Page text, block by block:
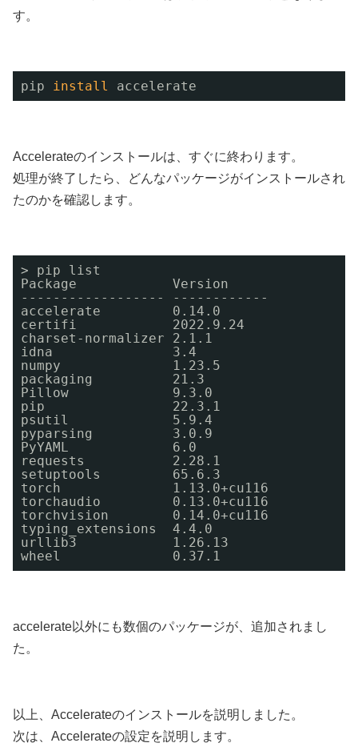
す。
pip install accelerate
Accelerateのインストールは、すぐに終わります。
処理が終了したら、どんなパッケージがインストールされ
たのかを確認します。
> pip list
Package            Version
------------------ ------------
accelerate         0.14.0
certifi            2022.9.24
charset-normalizer 2.1.1
idna               3.4
numpy              1.23.5
packaging          21.3
Pillow             9.3.0
pip                22.3.1
psutil             5.9.4
pyparsing          3.0.9
PyYAML             6.0
requests           2.28.1
setuptools         65.6.3
torch              1.13.0+cu116
torchaudio         0.13.0+cu116
torchvision        0.14.0+cu116
typing_extensions  4.4.0
urllib3            1.26.13
wheel              0.37.1
accelerate以外にも数個のパッケージが、追加されまし
た。
以上、Accelerateのインストールを説明しました。
次は、Accelerateの設定を説明します。